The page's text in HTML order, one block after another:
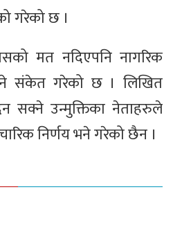
गरेको छ ।
मत नदिएपनि नागरिक
संकेत गरेको छ । लिखित
सक्ने उन्मुक्तिका नेताहरुले
निर्णय भने गरेको छैन ।